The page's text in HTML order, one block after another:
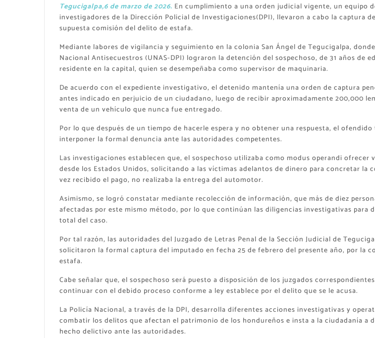
Tegucigalpa,6 de marzo de 2026. En cumplimiento a una orden judicial vigente, un equipo
investigadores de la Dirección Policial de Investigaciones(DPI), llevaron a cabo la captura
supuesta comisión del delito de estafa.
Mediante labores de vigilancia y seguimiento en la colonia San Ángel de Tegucigalpa,
Nacional Antisecuestros (UNAS-DPI) lograron la detención del sospechoso, de 31 años de
residente en la capital, quien se desempeñaba como supervisor de maquinaria.
De acuerdo con el expediente investigativo, el detenido mantenía una orden de captura
antes indicado en perjuicio de un ciudadano, luego de recibir aproximadamente 200,000
venta de un vehículo que nunca fue entregado.
Por lo que después de un tiempo de hacerle espera y no obtener una respuesta, el
interponer la formal denuncia ante las autoridades competentes.
Las investigaciones establecen que, el sospechoso utilizaba como modus operandi ofrecer
desde los Estados Unidos, solicitando a las víctimas adelantos de dinero para concretar la
vez recibido el pago, no realizaba la entrega del automotor.
Asimismo, se logró constatar mediante recolección de información, que más de diez
afectadas por este mismo método, por lo que continúan las diligencias investigativas para
total del caso.
Por tal razón, las autoridades del Juzgado de Letras Penal de la Sección Judicial de
solicitaron la formal captura del imputado en fecha 25 de febrero del presente año, por la
estafa.
Cabe señalar que, el sospechoso será puesto a disposición de los juzgados
continuar con el debido proceso conforme a ley establece por el delito que se le acusa.
La Policía Nacional, a través de la DPI, desarrolla diferentes acciones investigativas y
combatir los delitos que afectan el patrimonio de los hondureños e insta a la ciudadanía a
hecho delictivo ante las autoridades.